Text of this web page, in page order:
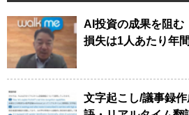
AI投資の成果を阻む
損失は1人あたり年
文字起こし/議事録